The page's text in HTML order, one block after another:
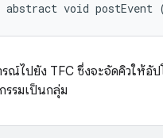
abstract void postEvent
ณ์ไปยัง TFC ซึ่งจะจัดคิวให้อั
รรมเป็นกลุ่ม